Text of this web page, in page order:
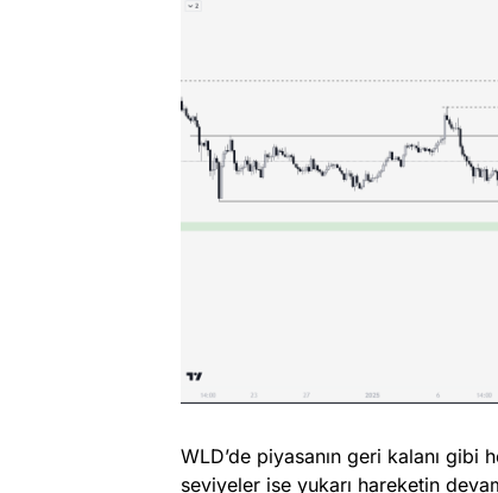
WLD’de piyasanın geri kalanı
seviyeler ise yukarı hareketin